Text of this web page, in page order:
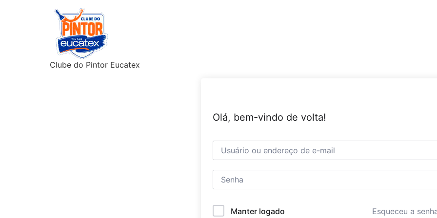
Clube do Pintor Eucatex
Olá, bem-vindo de volta!
Manter logado Esqueceu a